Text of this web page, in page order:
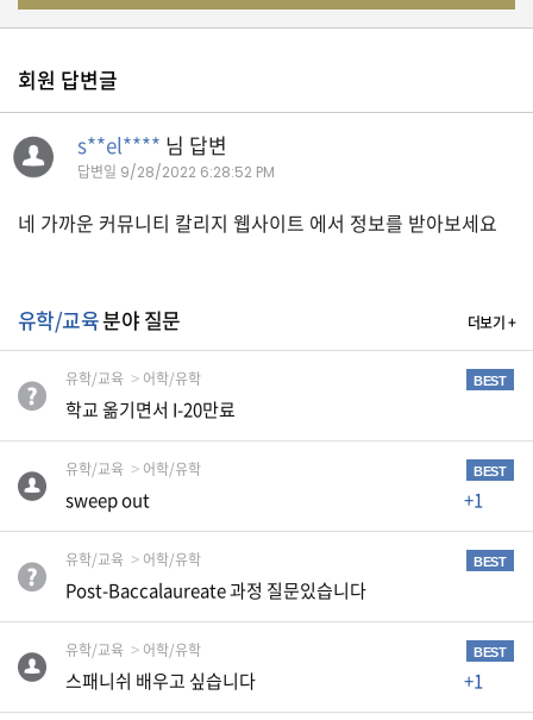
학/
교
육
건
강
취
미/
상
동
차
부
회원 답변글
s**el**** 님 답변
답변일 9/28/2022 6:28:52 PM
네 가까운 커뮤니티 칼리지 웹사이트 에서 정보를 받아보세요
유학/교육분야 질문 더보기 +
유학/교육 어학/유학 BEST
학교 옮기면서 I-20만료
유학/교육 어학/유학 BEST
sweep out +1
유학/교육 어학/유학 BEST
Post-Baccalaureate 과정 질문있습니다
유학/교육 어학/유학 BEST
스패니쉬 배우고 싶습니다 +1